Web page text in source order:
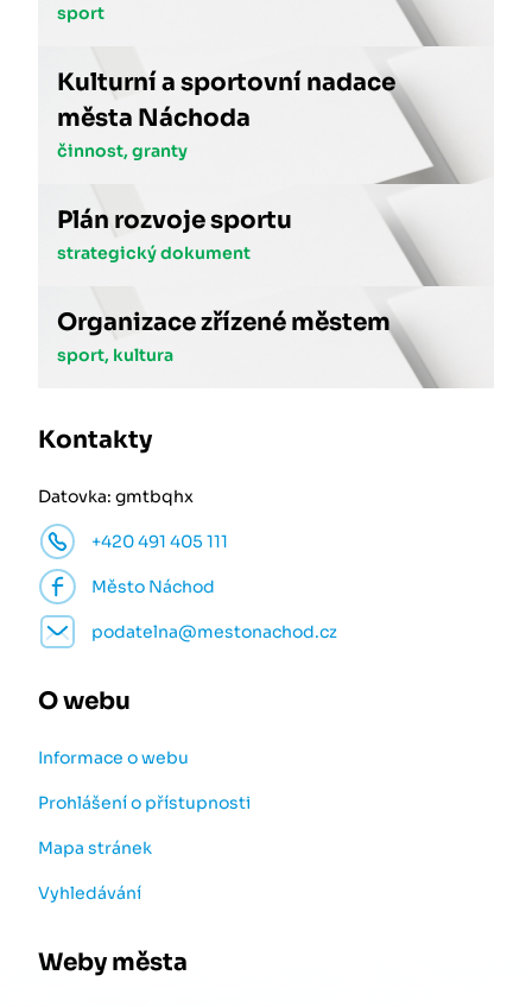
sport
Kulturní a sportovní nadace
města Náchoda
činnost, granty
Plán rozvoje sportu
strategický dokument
Organizace zřízené městem
sport, kultura
Kontakty
Datovka: gmtbqhx
+420 491 405 111
Město Náchod
podatelna@mestonachod.cz
O webu
Informace o webu
Prohlášení o přístupnosti
Mapa stránek
Vyhledávání
Weby města